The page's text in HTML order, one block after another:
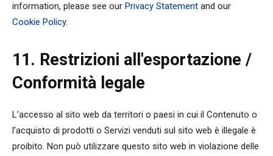
information, please see our Privacy Statement and our
Cookie Policy.
11. Restrizioni all'esportazione /
Conformità legale
L’accesso al sito web da territori o paesi in cui il Contenuto o
l’acquisto di prodotti o Servizi venduti sul sito web è illegale è
proibito. Non può utilizzare questo sito web in violazione delle